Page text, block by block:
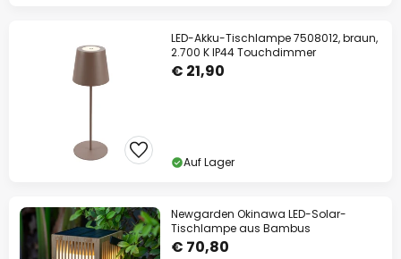
LED-Akku-Tischlampe 7508012, braun,
2.700 K IP44 Touchdimmer
€ 21,90
Auf Lager
Newgarden Okinawa LED-Solar-
Tischlampe aus Bambus
€ 70,80